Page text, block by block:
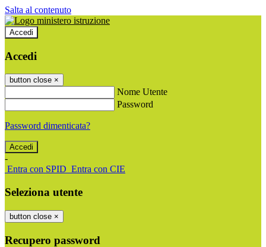
Salta al contenuto
Accedi
Accedi
button close ×
Nome Utente
Password
Password dimenticata?
-
Entra con SPID Entra con CIE
Seleziona utente
button close ×
Recupero password